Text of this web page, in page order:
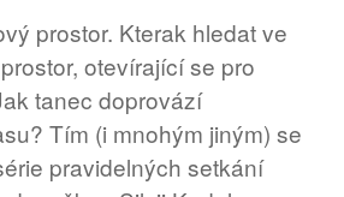
prostor. Kterak hledat ve
otevírající se pro
tanec doprovází
Tím (i mnohým jiným) se
pravidelných setkání